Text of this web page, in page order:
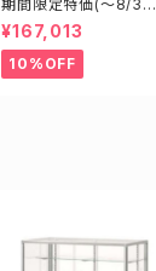
期間限定特価(～8/31)
H18605S W1800D6
00H1500mm 新型業
務用ガラスケース ショ
ーケース
¥167,013
10%OFF